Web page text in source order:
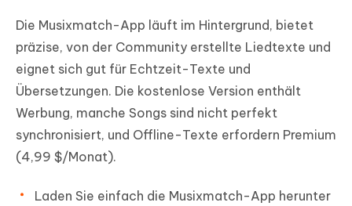
Die Musixmatch-App läuft im Hintergrund, bietet
präzise, von der Community erstellte Liedtexte und
eignet sich gut für Echtzeit-Texte und
Übersetzungen. Die kostenlose Version enthält
Werbung, manche Songs sind nicht perfekt
synchronisiert, und Offline-Texte erfordern Premium
(4,99 $/Monat).
Laden Sie einfach die Musixmatch-App herunter